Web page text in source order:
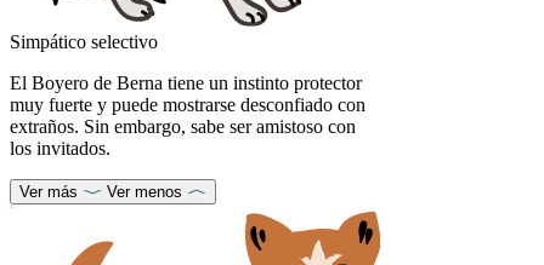
Simpático selectivo
El Boyero de Berna tiene un instinto protector
muy fuerte y puede mostrarse desconfiado con
extraños. Sin embargo, sabe ser amistoso con
los invitados.
Ver más Ver menos